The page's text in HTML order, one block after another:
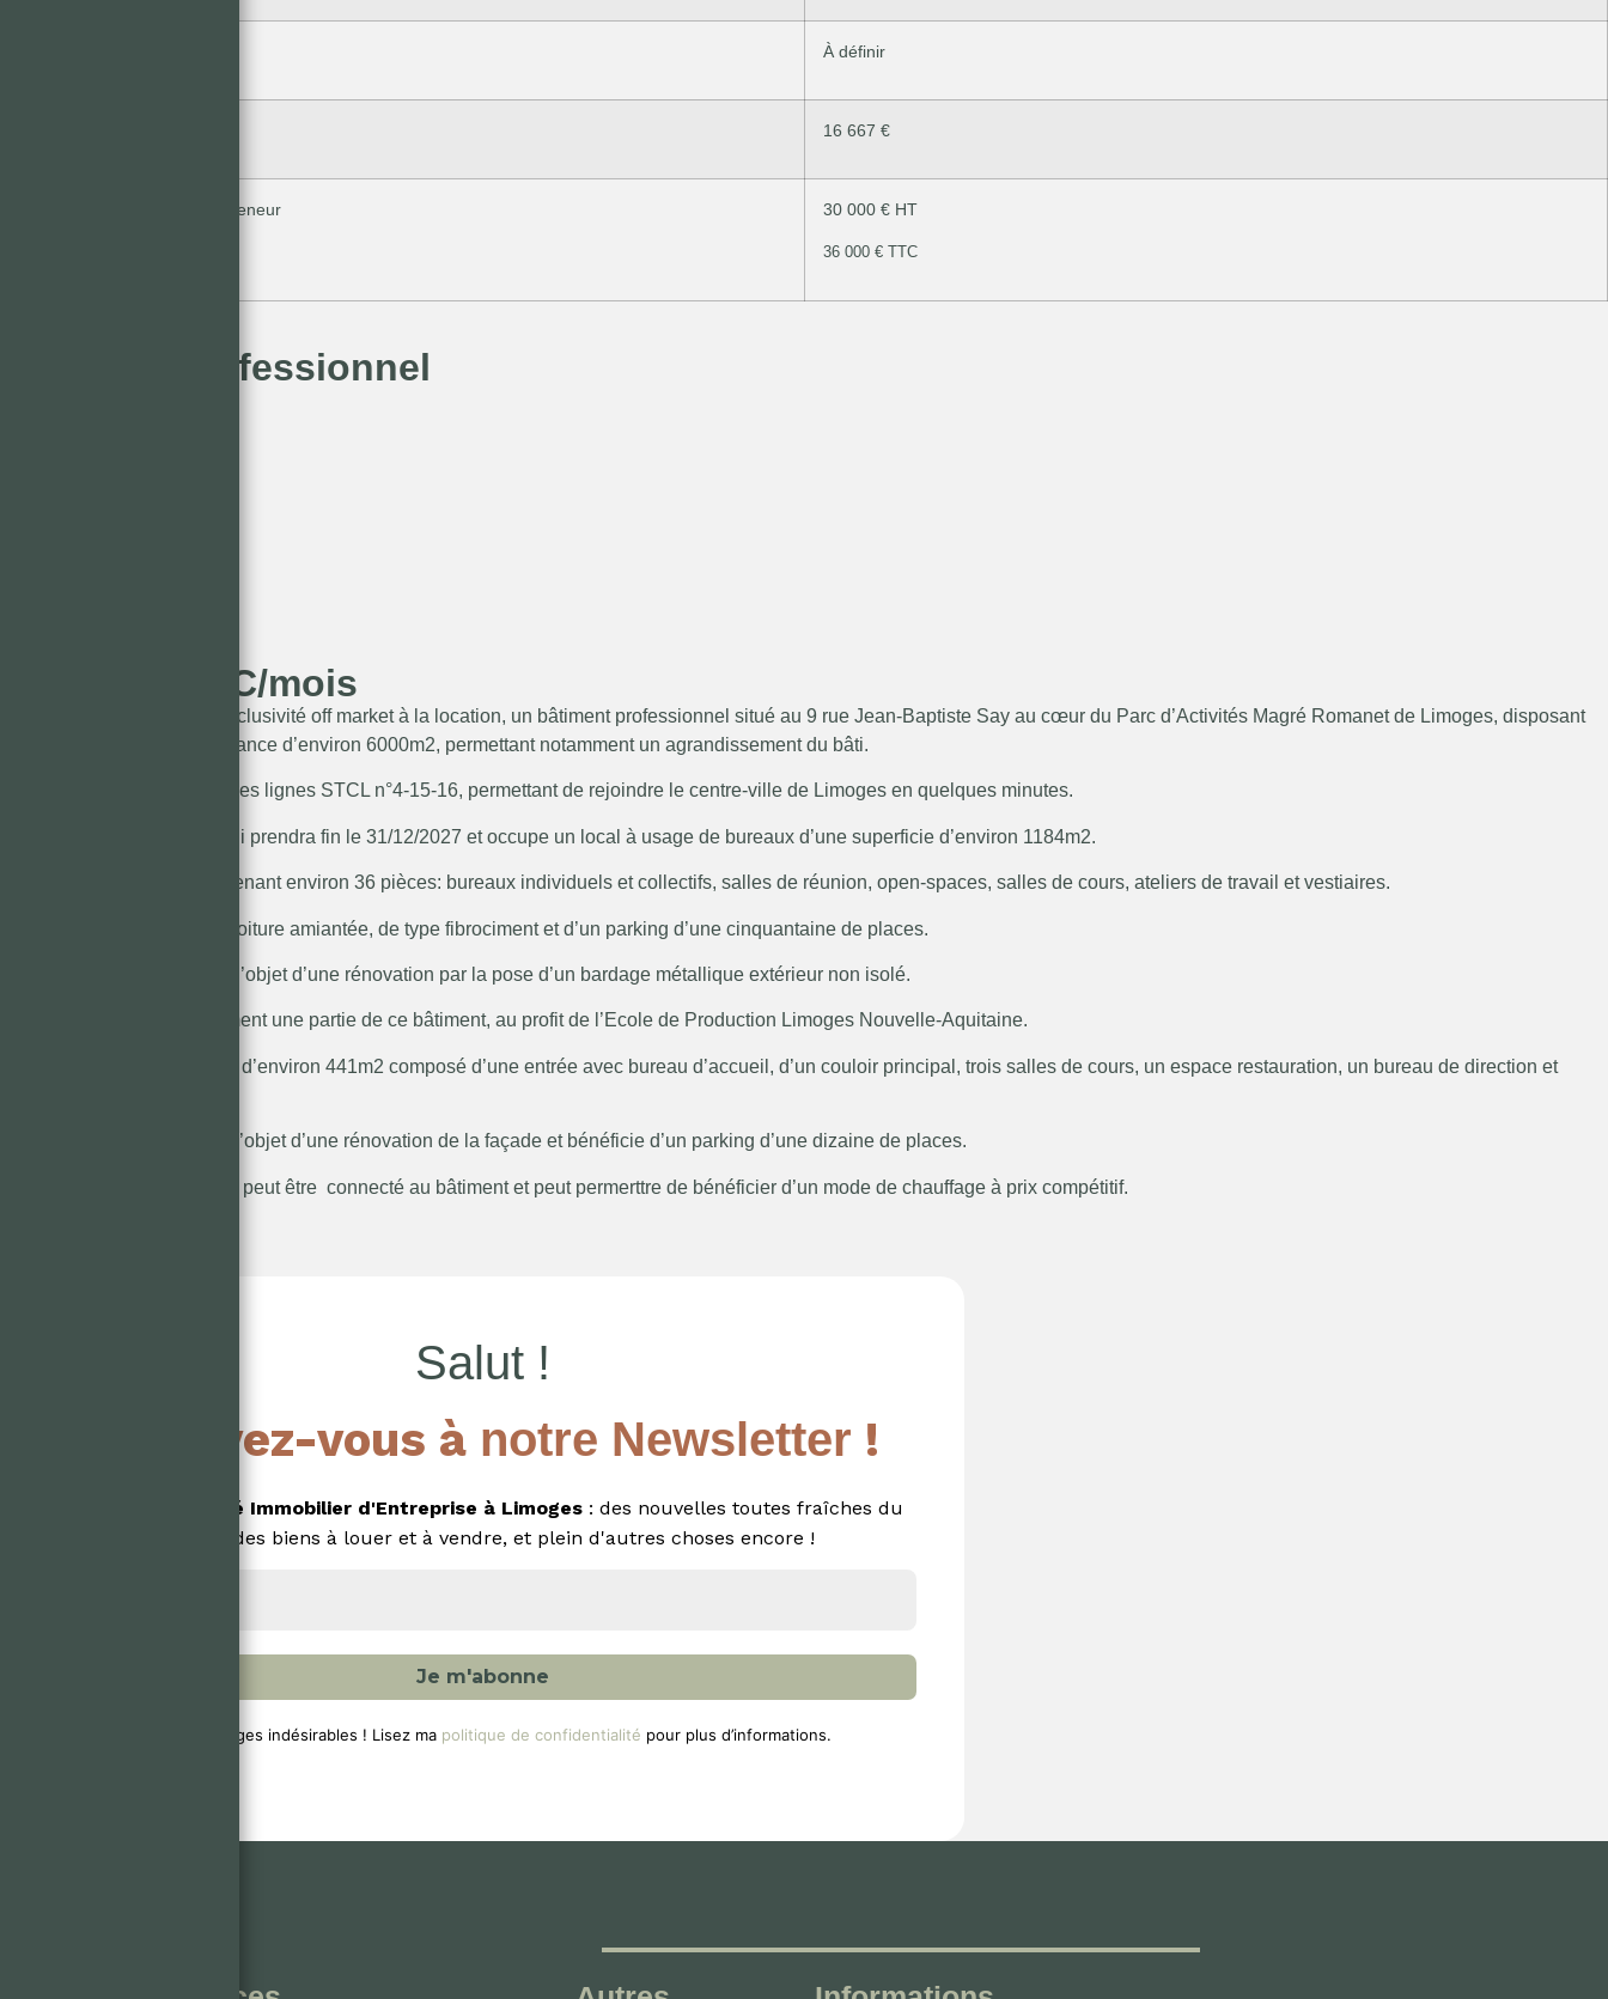
À définir
16 667 €
Honoraires à la charge du preneur 30 000 € HT
36 000 € TTC
Bâtiment professionnel
8 333 € HT/HC/mois
Nous vous proposons en exclusivité off market à la location, un bâtiment professionnel situé au 9 rue Jean-Baptiste Say au cœur du Parc d’Activités Magré Romanet de Limoges, disposant
d’une parcelle d’une contenance d’environ 6000m2, permettant notamment un agrandissement du bâti.
Le quartier est desservi par les lignes STCL n°4-15-16, permettant de rejoindre le centre-ville de Limoges en quelques minutes.
L’UIMM dispose d’un bail qui prendra fin le 31/12/2027 et occupe un local à usage de bureaux d’une superficie d’environ 1184m2.
Il s’agit de l’aile Sud, comprenant environ 36 pièces: bureaux individuels et collectifs, salles de réunion, open-spaces, salles de cours, ateliers de travail et vestiaires.
Ce bâtiment dispose d’une toiture amiantée, de type fibrociment et d’un parking d’une cinquantaine de places.
Sa façade a récemment fait l’objet d’une rénovation par la pose d’un bardage métallique extérieur non isolé.
L’UIMM sous-loue actuellement une partie de ce bâtiment, au profit de l’Ecole de Production Limoges Nouvelle-Aquitaine.
Il s’agit d’un local d’activités d’environ 441m2 composé d’une entrée avec bureau d’accueil, d’un couloir principal, trois salles de cours, un espace restauration, un bureau de direction et
Ce dernier a également fait l’objet d’une rénovation de la façade et bénéficie d’un parking d’une dizaine de places.
Le réseau de chaleur urbain peut être connecté au bâtiment et peut permerttre de bénéficier d’un mode de chauffage à prix compétitif.
Salut !
Inscrivez-vous à notre Newsletter !
l'actualité Immobilier d'Entreprise à Limoges: des nouvelles toutes fraîches du
marché, des biens à louer et à vendre, et plein d'autres choses encore !
Pas de messages indésirables ! Lisez ma politique de confidentialité pour plus d’informations.